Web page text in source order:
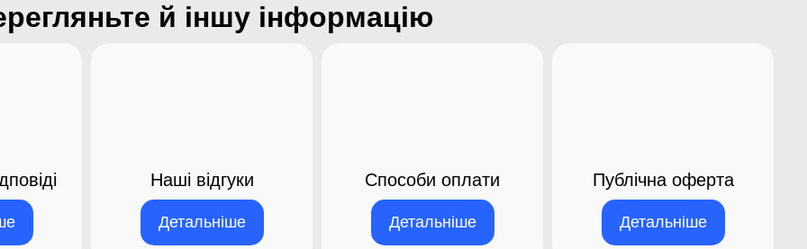
й іншу інформацію
Наші відгуки
Детальніше
Способи оплати
Детальніше
Публічна оферта
Детальніше